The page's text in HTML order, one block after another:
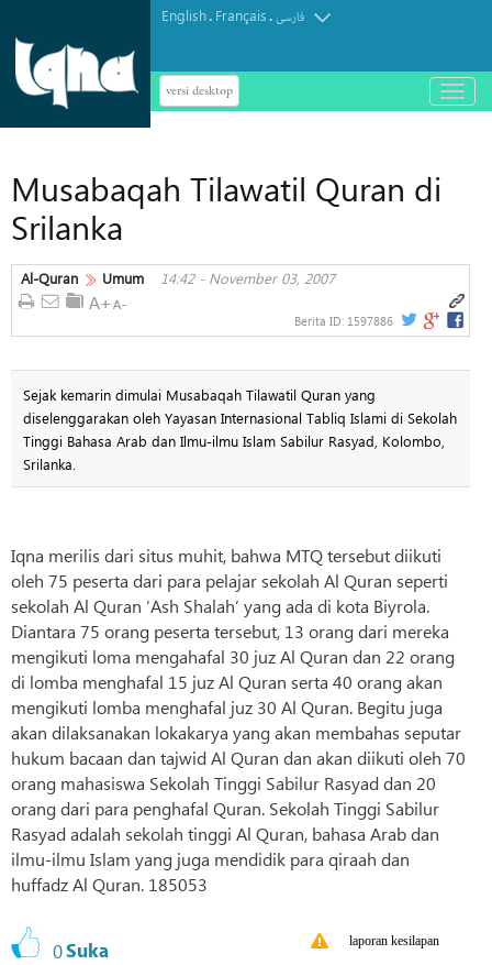
English. Français.فارسی
versi desktop
باز
و
Musabaqah Tilawatil Quran di
Srilanka
Al-Quran Umum 14:42 - November 03, 2007
Berita ID: 1597886
Sejak kemarin dimulai Musabaqah Tilawatil Quran yang
diselenggarakan oleh Yayasan Internasional Tabliq Islami di Sekolah
Tinggi Bahasa Arab dan Ilmu-ilmu Islam Sabilur Rasyad, Kolombo,
Srilanka.
Iqna merilis dari situs muhit, bahwa MTQ tersebut diikuti
oleh 75 peserta dari para pelajar sekolah Al Quran seperti
sekolah Al Quran ‘Ash Shalah’ yang ada di kota Biyrola.
Diantara 75 orang peserta tersebut, 13 orang dari mereka
mengikuti loma mengahafal 30 juz Al Quran dan 22 orang
di lomba menghafal 15 juz Al Quran serta 40 orang akan
mengikuti lomba menghafal juz 30 Al Quran. Begitu juga
akan dilaksanakan lokakarya yang akan membahas seputar
hukum bacaan dan tajwid Al Quran dan akan diikuti oleh 70
orang mahasiswa Sekolah Tinggi Sabilur Rasyad dan 20
orang dari para penghafal Quran. Sekolah Tinggi Sabilur
Rasyad adalah sekolah tinggi Al Quran, bahasa Arab dan
ilmu-ilmu Islam yang juga mendidik para qiraah dan
huffadz Al Quran. 185053
0Suka laporan kesilapan